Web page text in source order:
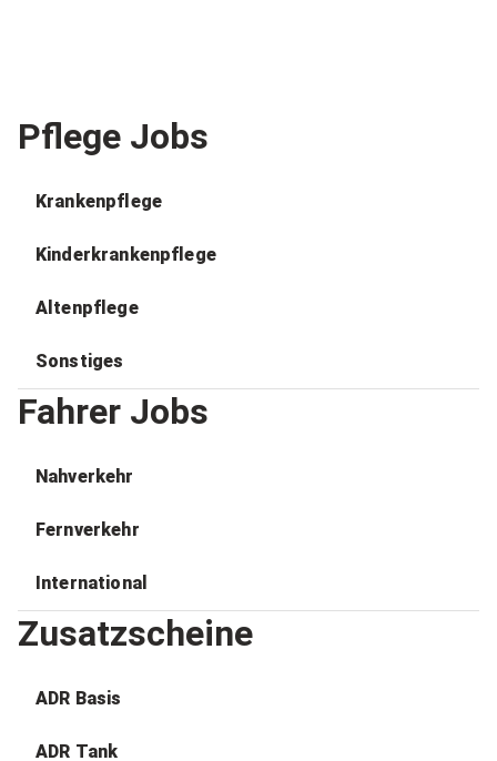
Pflege Jobs
Krankenpflege
Kinderkrankenpflege
Altenpflege
Sonstiges
Fahrer Jobs
Nahverkehr
Fernverkehr
International
Zusatzscheine
ADR Basis
ADR Tank